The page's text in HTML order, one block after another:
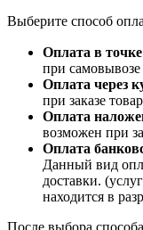
Выберите способ
Оплата в
при самовывозе
Оплата через
при заказе
Оплата
возможен при
Оплата
Данный вид
доставки.
находится в
После выбора